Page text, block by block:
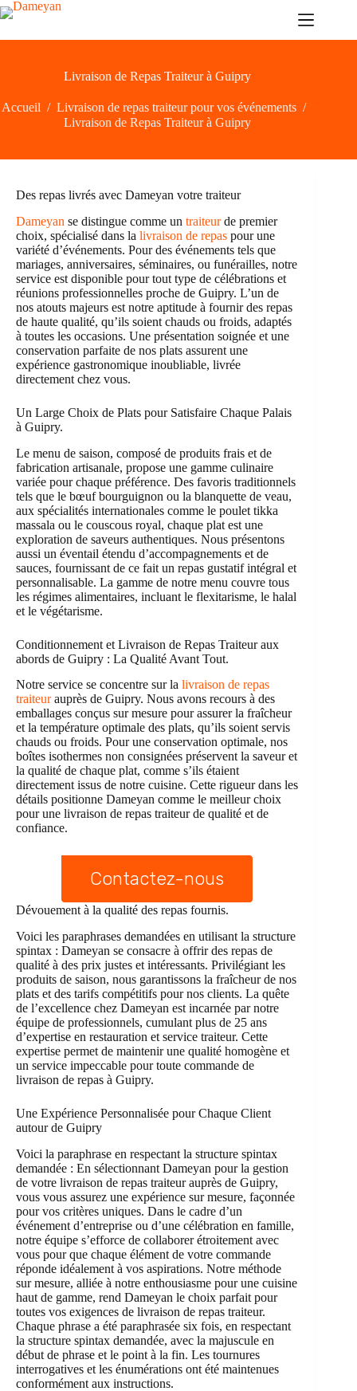
Passer
au
Livraison de Repas Traiteur à Guipry
Accueil / Livraison de repas traiteur pour vos événements /
Livraison de Repas Traiteur à Guipry
Des repas livrés avec Dameyan votre traiteur
Dameyan se distingue comme un traiteurde premier
choix, spécialisé dans la livraison de repas pour une
variété d’événements. Pour des événements tels que
mariages, anniversaires, séminaires, ou funérailles, notre
service est disponible pour tout type de célébrations et
réunions professionnelles proche de Guipry. L’un de
nos atouts majeurs est notre aptitude à fournir des repas
de haute qualité, qu’ils soient chauds ou froids, adaptés
à toutes les occasions. Une présentation soignée et une
conservation parfaite de nos plats assurent une
expérience gastronomique inoubliable, livrée
directement chez vous.
Un Large Choix de Plats pour Satisfaire Chaque Palais
à Guipry.
Le menu de saison, composé de produits frais et de
fabrication artisanale, propose une gamme culinaire
variée pour chaque préférence. Des favoris traditionnels
tels que le bœuf bourguignon ou la blanquette de veau,
aux spécialités internationales comme le poulet tikka
massala ou le couscous royal, chaque plat est une
exploration de saveurs authentiques. Nous présentons
aussi un éventail étendu d’accompagnements et de
sauces, fournissant de ce fait un repas gustatif intégral et
personnalisable. La gamme de notre menu couvre tous
les régimes alimentaires, incluant le flexitarisme, le halal
et le végétarisme.
Conditionnement et Livraison de Repas Traiteur aux
abords de Guipry : La Qualité Avant Tout.
Notre service se concentre sur la livraison de repas
traiteurauprès de Guipry. Nous avons recours à des
emballages conçus sur mesure pour assurer la fraîcheur
et la température optimale des plats, qu’ils soient servis
chauds ou froids. Pour une conservation optimale, nos
boîtes isothermes non consignées préservent la saveur et
la qualité de chaque plat, comme s’ils étaient
directement issus de notre cuisine. Cette rigueur dans les
détails positionne Dameyan comme le meilleur choix
pour une livraison de repas traiteur de qualité et de
confiance.
Contactez-nous
Dévouement à la qualité des repas fournis.
Voici les paraphrases demandées en utilisant la structure
spintax : Dameyan se consacre à offrir des repas de
qualité à des prix justes et intéressants. Privilégiant les
produits de saison, nous garantissons la fraîcheur de nos
plats et des tarifs compétitifs pour nos clients. La quête
de l’excellence chez Dameyan est incarnée par notre
équipe de professionnels, cumulant plus de 25 ans
d’expertise en restauration et service traiteur. Cette
expertise permet de maintenir une qualité homogène et
un service impeccable pour toute commande de
livraison de repas à Guipry.
Une Expérience Personnalisée pour Chaque Client
autour de Guipry
Voici la paraphrase en respectant la structure spintax
demandée : En sélectionnant Dameyan pour la gestion
de votre livraison de repas traiteur auprès de Guipry,
vous vous assurez une expérience sur mesure, façonnée
pour vos critères uniques. Dans le cadre d’un
événement d’entreprise ou d’une célébration en famille,
notre équipe s’efforce de collaborer étroitement avec
vous pour que chaque élément de votre commande
réponde idéalement à vos aspirations. Notre méthode
sur mesure, alliée à notre enthousiasme pour une cuisine
haut de gamme, rend Dameyan le choix parfait pour
toutes vos exigences de livraison de repas traiteur.
Chaque phrase a été paraphrasée six fois, en respectant
la structure spintax demandée, avec la majuscule en
début de phrase et le point à la fin. Les tournures
interrogatives et les énumérations ont été maintenues
conformément aux instructions.